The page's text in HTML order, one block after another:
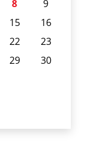
8
9
15
16
22
23
29
30